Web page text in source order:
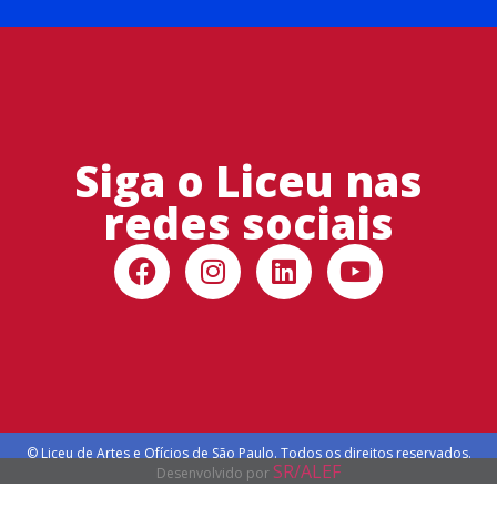
Siga o Liceu nas
redes sociais
© Liceu de Artes e Ofícios de São Paulo. Todos os direitos reservados.
Desenvolvido por SR/ALEF